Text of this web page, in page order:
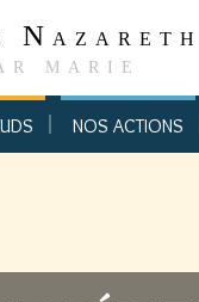
N AZARETH
MARIE
NOS ACTIONS